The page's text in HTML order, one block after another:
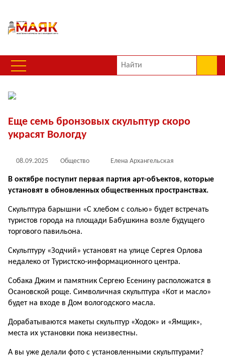
Еще семь бронзовых скульптур скоро
украсят Вологду
08.09.2025 Общество Елена Архангельская
В октябре поступит первая партия арт-объектов, которые
установят в обновленных общественных пространствах.
Скульптура барышни «С хлебом с солью» будет встречать
туристов города на площади Бабушкина возле будущего
торгового павильона.
Скульптуру «Зодчий» установят на улице Сергея Орлова
недалеко от Туристско-информационного центра.
Собака Джим и памятник Сергею Есенину расположатся в
Осановской роще. Символичная скульптура «Кот и масло»
будет на входе в Дом вологодского масла.
Дорабатываются макеты скульптур «Ходок» и «Ямщик»,
места их установки пока неизвестны.
А вы уже делали фото с установленными скульптурами?